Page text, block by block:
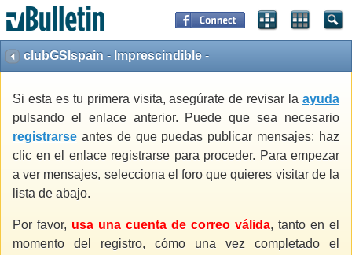
clubGSIspain - Imprescindible -
Si esta es tu primera visita, asegúrate de revisar la ayuda
pulsando el enlace anterior. Puede que sea necesario
registrarse antes de que puedas publicar mensajes: haz
clic en el enlace registrarse para proceder. Para empezar
a ver mensajes, selecciona el foro que quieres visitar de la
lista de abajo.
Por favor, usa una cuenta de correo válida, tanto en el
momento del registro, cómo una vez completado el